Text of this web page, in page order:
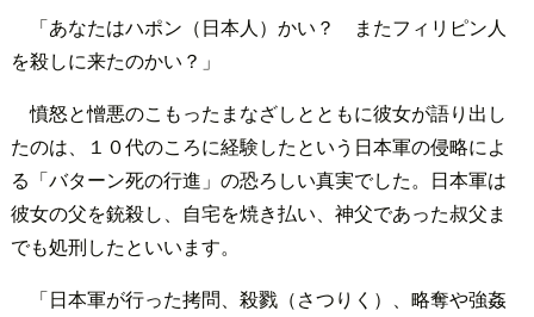
「あなたはハポン（日本人）かい？ またフィリピン人
を殺しに来たのかい？」
憤怒と憎悪のこもったまなざしとともに彼女が語り出し
たのは、１０代のころに経験したという日本軍の侵略によ
る「バターン死の行進」の恐ろしい真実でした。日本軍は
彼女の父を銃殺し、自宅を焼き払い、神父であった叔父ま
でも処刑したといいます。
「日本軍が行った拷問、殺戮（さつりく）、略奪や強姦